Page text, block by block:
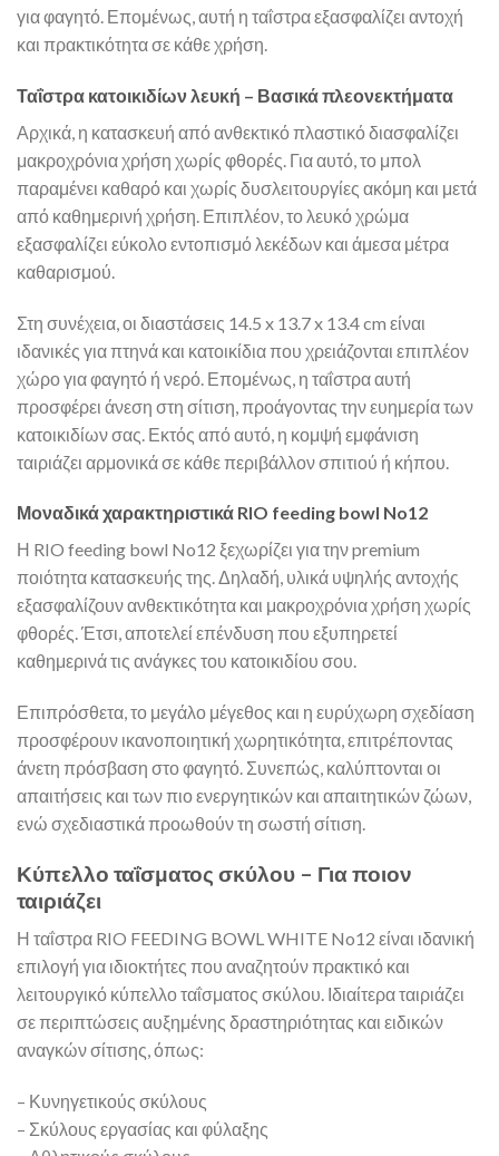
για φαγητό. Επομένως, αυτή η ταΐστρα εξασφαλίζει αντοχή
και πρακτικότητα σε κάθε χρήση.
Ταΐστρα κατοικιδίων λευκή – Βασικά πλεονεκτήματα
Αρχικά, η κατασκευή από ανθεκτικό πλαστικό διασφαλίζει
μακροχρόνια χρήση χωρίς φθορές. Για αυτό, το μπολ
παραμένει καθαρό και χωρίς δυσλειτουργίες ακόμη και μετά
από καθημερινή χρήση. Επιπλέον, το λευκό χρώμα
εξασφαλίζει εύκολο εντοπισμό λεκέδων και άμεσα μέτρα
καθαρισμού.
Στη συνέχεια, οι διαστάσεις 14.5 x 13.7 x 13.4 cm είναι
ιδανικές για πτηνά και κατοικίδια που χρειάζονται επιπλέον
χώρο για φαγητό ή νερό. Επομένως, η ταΐστρα αυτή
προσφέρει άνεση στη σίτιση, προάγοντας την ευημερία των
κατοικιδίων σας. Εκτός από αυτό, η κομψή εμφάνιση
ταιριάζει αρμονικά σε κάθε περιβάλλον σπιτιού ή κήπου.
Μοναδικά χαρακτηριστικά RIO feeding bowl No12
Η RIO feeding bowl No12 ξεχωρίζει για την premium
ποιότητα κατασκευής της. Δηλαδή, υλικά υψηλής αντοχής
εξασφαλίζουν ανθεκτικότητα και μακροχρόνια χρήση χωρίς
φθορές. Έτσι, αποτελεί επένδυση που εξυπηρετεί
καθημερινά τις ανάγκες του κατοικιδίου σου.
Επιπρόσθετα, το μεγάλο μέγεθος και η ευρύχωρη σχεδίαση
προσφέρουν ικανοποιητική χωρητικότητα, επιτρέποντας
άνετη πρόσβαση στο φαγητό. Συνεπώς, καλύπτονται οι
απαιτήσεις και των πιο ενεργητικών και απαιτητικών ζώων,
ενώ σχεδιαστικά προωθούν τη σωστή σίτιση.
Κύπελλο ταΐσματος σκύλου – Για ποιον
ταιριάζει
Η ταΐστρα RIO FEEDING BOWL WHITE No12 είναι ιδανική
επιλογή για ιδιοκτήτες που αναζητούν πρακτικό και
λειτουργικό κύπελλο ταΐσματος σκύλου. Ιδιαίτερα ταιριάζει
σε περιπτώσεις αυξημένης δραστηριότητας και ειδικών
αναγκών σίτισης, όπως:
– Κυνηγετικούς σκύλους
– Σκύλους εργασίας και φύλαξης